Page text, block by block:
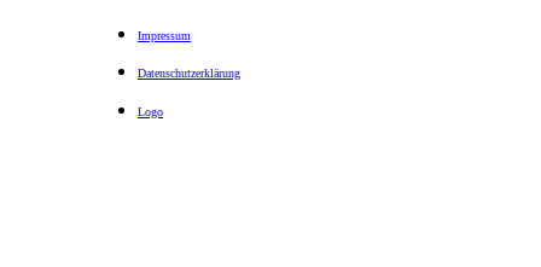
Impressum
Datenschutzerklärung
Logo